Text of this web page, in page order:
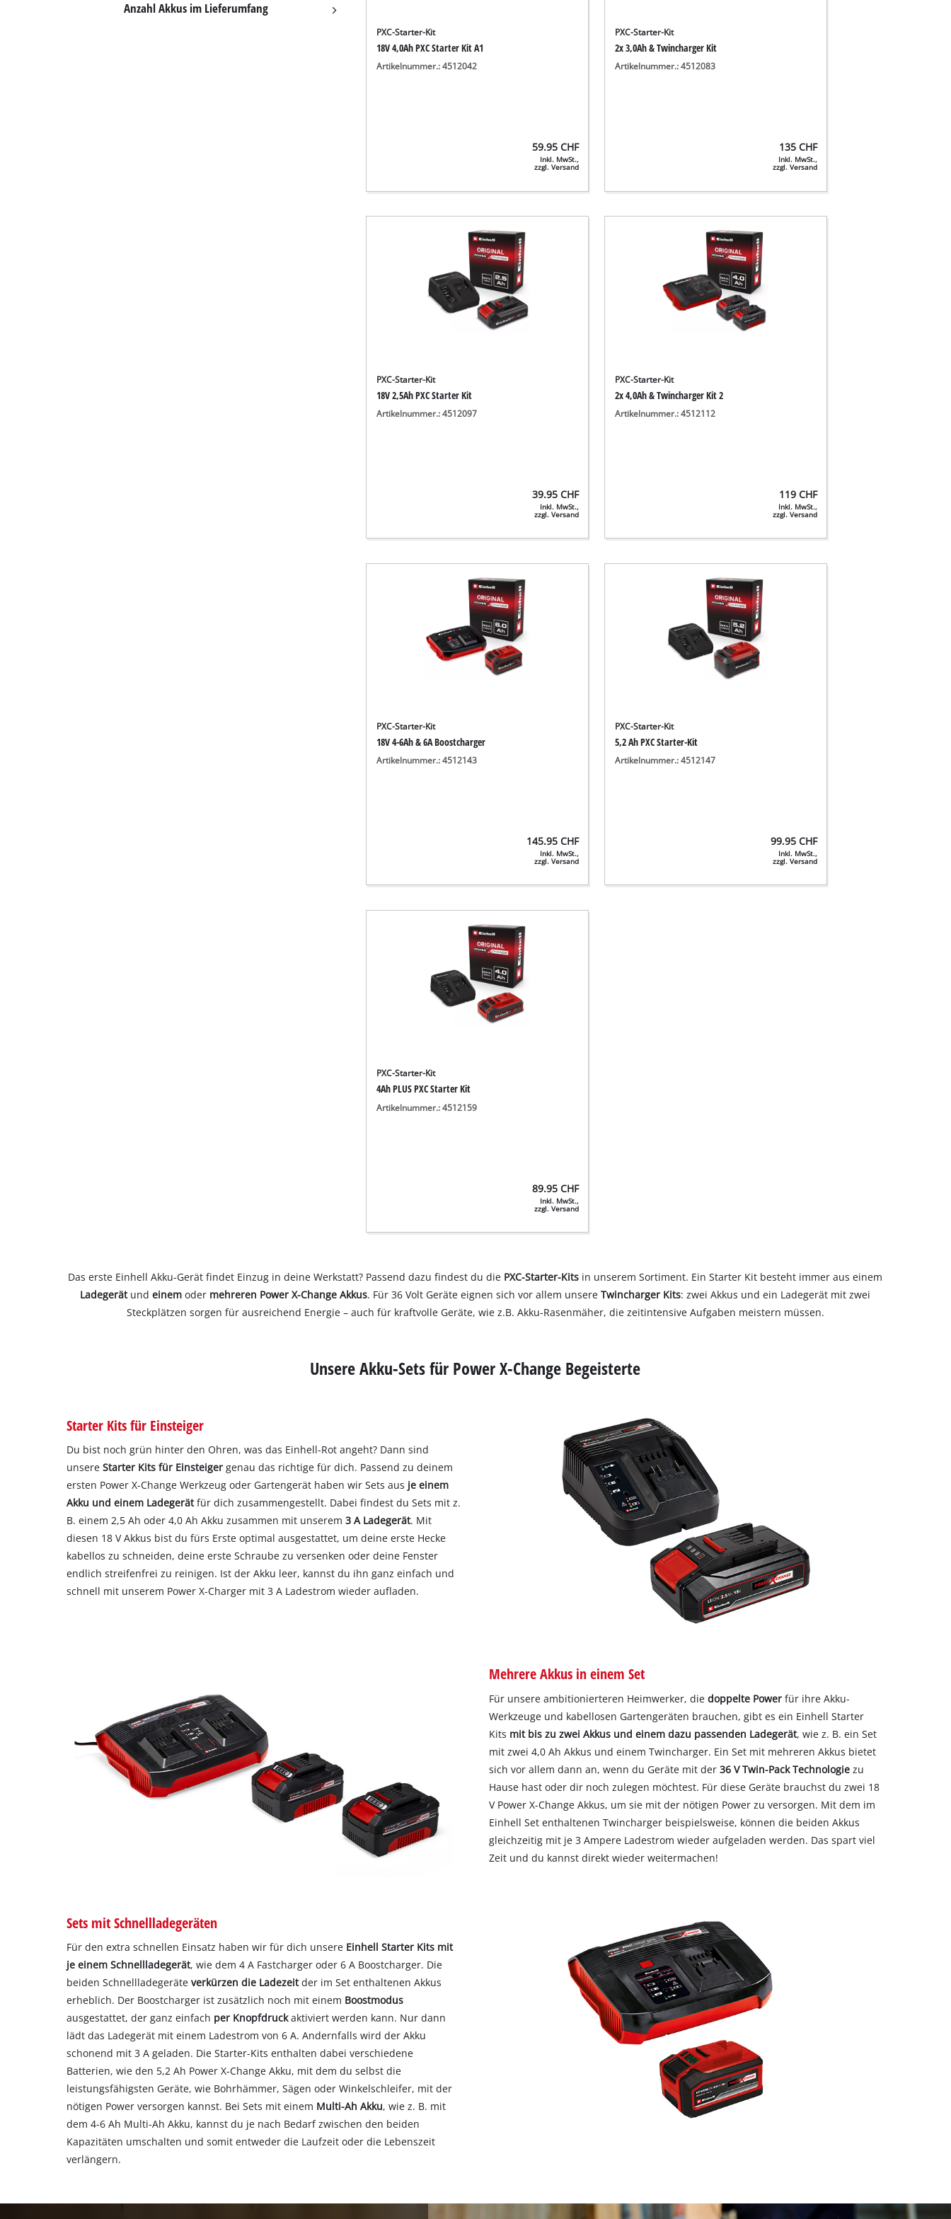
Anzahl Akkus im Lieferumfang
PXC-Starter-Kit
18V 4,0Ah PXC Starter Kit A1
Artikelnummer.: 4512042
59.95 CHF
Inkl. MwSt.,
zzgl. Versand
PXC-Starter-Kit
2x 3,0Ah & Twincharger Kit
Artikelnummer.: 4512083
135 CHF
Inkl. MwSt.,
zzgl. Versand
PXC-Starter-Kit
18V 2,5Ah PXC Starter Kit
Artikelnummer.: 4512097
39.95 CHF
Inkl. MwSt.,
zzgl. Versand
PXC-Starter-Kit
2x 4,0Ah & Twincharger Kit 2
Artikelnummer.: 4512112
119 CHF
Inkl. MwSt.,
zzgl. Versand
PXC-Starter-Kit
18V 4-6Ah & 6A Boostcharger
Artikelnummer.: 4512143
145.95 CHF
Inkl. MwSt.,
zzgl. Versand
PXC-Starter-Kit
5,2 Ah PXC Starter-Kit
Artikelnummer.: 4512147
99.95 CHF
Inkl. MwSt.,
zzgl. Versand
PXC-Starter-Kit
4Ah PLUS PXC Starter Kit
Artikelnummer.: 4512159
89.95 CHF
Inkl. MwSt.,
zzgl. Versand
Das erste Einhell Akku-Gerät findet Einzug in deine Werkstatt? Passend dazu findest du die PXC-Starter-Kits in unserem Sortiment. Ein Starter Kit besteht immer aus einem
Ladegerät undeinemoder mehreren Power X-Change Akkus. Für 36 Volt Geräte eignen sich vor allem unsereTwincharger Kits: zwei Akkus und ein Ladegerät mit zwei
Steckplätzen sorgen für ausreichend Energie – auch für kraftvolle Geräte, wie z.B. Akku-Rasenmäher, die zeitintensive Aufgaben meistern müssen.
Unsere Akku-Sets für Power X-Change Begeisterte
Starter Kits für Einsteiger
Du bist noch grün hinter den Ohren, was das Einhell-Rot angeht? Dann sind
unsereStarter Kits für Einsteiger genau das richtige für dich. Passend zu deinem
ersten Power X-Change Werkzeug oder Gartengerät haben wir Sets aus je einem
Akku und einem Ladegerätfür dich zusammengestellt. Dabei findest du Sets mit z.
B. einem 2,5 Ah oder 4,0 Ah Akku zusammen mit unserem3 A Ladegerät. Mit
diesen 18 V Akkus bist du fürs Erste optimal ausgestattet, um deine erste Hecke
kabellos zu schneiden, deine erste Schraube zu versenken oder deine Fenster
endlich streifenfrei zu reinigen. Ist der Akku leer, kannst du ihn ganz einfach und
schnell mit unserem Power X-Charger mit 3 A Ladestrom wieder aufladen.
Mehrere Akkus in einem Set
Für unsere ambitionierteren Heimwerker, die doppelte Power für ihre Akku-
Werkzeuge und kabellosen Gartengeräten brauchen, gibt es ein Einhell Starter
Kits mit bis zu zwei Akkus und einem dazu passenden Ladegerät, wie z. B. ein Set
mit zwei 4,0 Ah Akkus und einem Twincharger. Ein Set mit mehreren Akkus bietet
sich vor allem dann an, wenn du Geräte mit der 36 V Twin-Pack Technologie zu
Hause hast oder dir noch zulegen möchtest. Für diese Geräte brauchst du zwei 18
V Power X-Change Akkus, um sie mit der nötigen Power zu versorgen. Mit dem im
Einhell Set enthaltenen Twincharger beispielsweise, können die beiden Akkus
gleichzeitig mit je 3 Ampere Ladestrom wieder aufgeladen werden. Das spart viel
Zeit und du kannst direkt wieder weitermachen!
Sets mit Schnellladegeräten
Für den extra schnellen Einsatz haben wir für dich unsere Einhell Starter Kits mit
je einem Schnellladegerät, wie dem 4 A Fastcharger oder 6 A Boostcharger. Die
beiden Schnellladegeräteverkürzen die Ladezeitder im Set enthaltenen Akkus
erheblich. Der Boostcharger ist zusätzlich noch mit einem Boostmodus
ausgestattet, der ganz einfach per Knopfdruckaktiviert werden kann. Nur dann
lädt das Ladegerät mit einem Ladestrom von 6 A. Andernfalls wird der Akku
schonend mit 3 A geladen. Die Starter-Kits enthalten dabei verschiedene
Batterien, wie den 5,2 Ah Power X-Change Akku, mit dem du selbst die
leistungsfähigsten Geräte, wie Bohrhämmer, Sägen oder Winkelschleifer, mit der
nötigen Power versorgen kannst. Bei Sets mit einem Multi-Ah Akku, wie z. B. mit
dem 4-6 Ah Multi-Ah Akku, kannst du je nach Bedarf zwischen den beiden
Kapazitäten umschalten und somit entweder die Laufzeit oder die Lebenszeit
verlängern.